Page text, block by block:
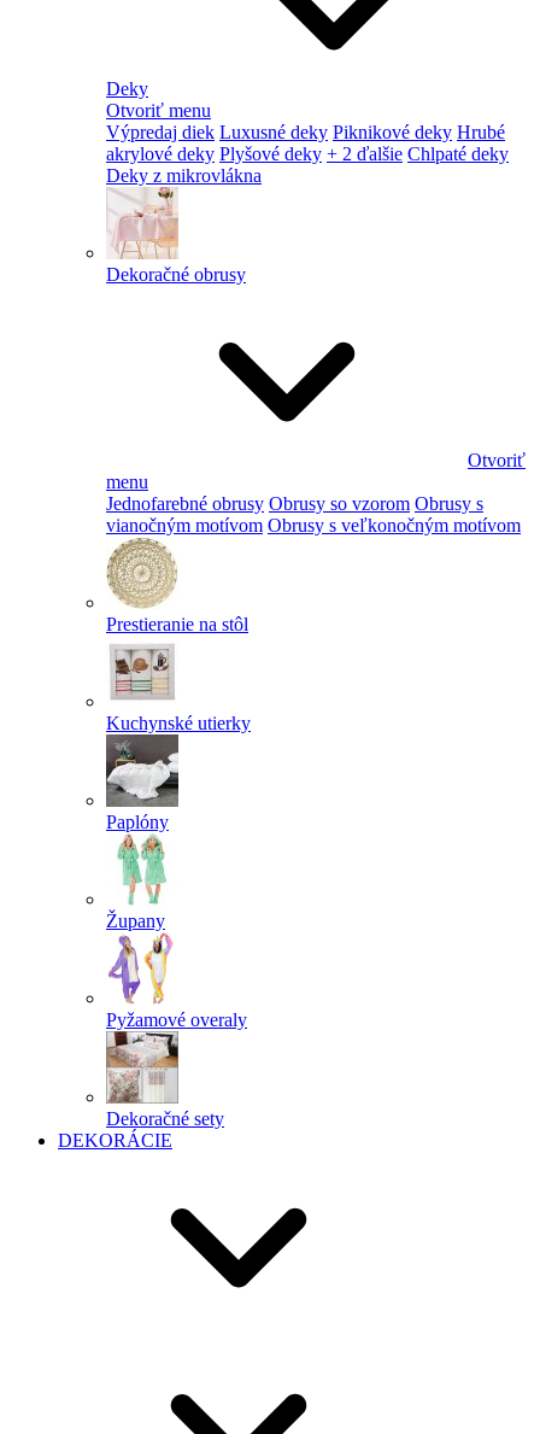
Deky
Otvoriť menu
Výpredaj diek Luxusné deky Piknikové deky Hrubé
akrylové deky Plyšové deky + 2 ďalšie Chlpaté deky
Deky z mikrovlákna
Dekoračné obrusy
Otvoriť
menu
Jednofarebné obrusy Obrusy so vzorom Obrusy s
vianočným motívom Obrusy s veľkonočným motívom
Prestieranie na stôl
Kuchynské utierky
Paplóny
Župany
Pyžamové overaly
Dekoračné sety
DEKORÁCIE